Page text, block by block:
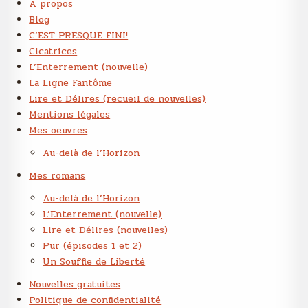
A propos
Blog
C’EST PRESQUE FINI!
Cicatrices
L’Enterrement (nouvelle)
La Ligne Fantôme
Lire et Délires (recueil de nouvelles)
Mentions légales
Mes oeuvres
Au-delà de l’Horizon
Mes romans
Au-delà de l’Horizon
L’Enterrement (nouvelle)
Lire et Délires (nouvelles)
Pur (épisodes 1 et 2)
Un Souffle de Liberté
Nouvelles gratuites
Politique de confidentialité